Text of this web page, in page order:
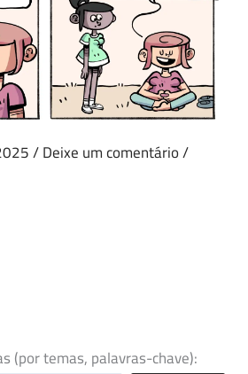
/Deixe um comentário/
(por temas, palavras-chave):